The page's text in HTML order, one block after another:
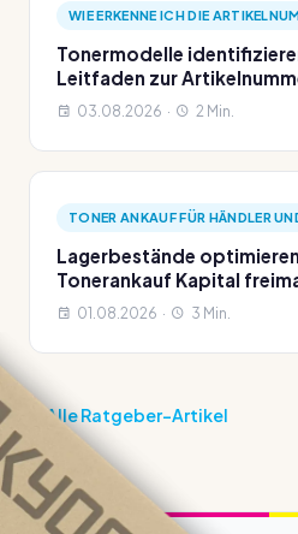
WIE ERKENNE ICH DIE
Tonermodelle
Leitfaden zur
03.08.2026 · 2 Min.
TONER ANKAUF FÜR HÄNDLER
Lagerbestände
Tonerankauf Kapital
01.08.2026 · 3 Min.
Alle Ratgeber-Artikel